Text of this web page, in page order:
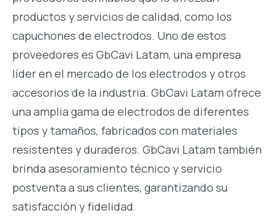
productos y servicios de calidad, como los
capuchones de electrodos. Uno de estos
proveedores es GbCavi Latam, una empresa
líder en el mercado de los electrodos y otros
accesorios de la industria. GbCavi Latam ofrece
una amplia gama de electrodos de diferentes
tipos y tamaños, fabricados con materiales
resistentes y duraderos. GbCavi Latam también
brinda asesoramiento técnico y servicio
postventa a sus clientes, garantizando su
satisfacción y fidelidad.